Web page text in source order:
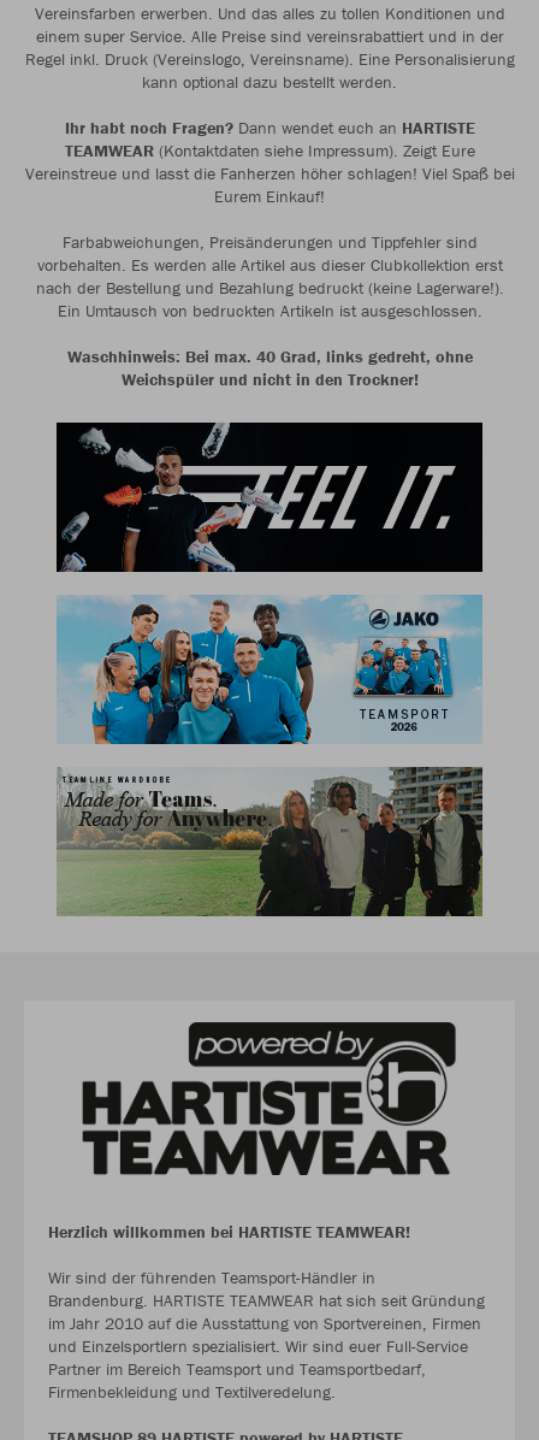
Vereinsfarben erwerben. Und das alles zu tollen Konditionen und
einem super Service. Alle Preise sind vereinsrabattiert und in der
Regel inkl. Druck (Vereinslogo, Vereinsname). Eine Personalisierung
kann optional dazu bestellt werden.
Ihr habt noch Fragen?Dann wendet euch an HARTISTE
TEAMWEAR(Kontaktdaten siehe Impressum). Zeigt Eure
Vereinstreue und lasst die Fanherzen höher schlagen! Viel Spaß bei
Eurem Einkauf!
Farbabweichungen, Preisänderungen und Tippfehler sind
vorbehalten. Es werden alle Artikel aus dieser Clubkollektion erst
nach der Bestellung und Bezahlung bedruckt (keine Lagerware!).
Ein Umtausch von bedruckten Artikeln ist ausgeschlossen.
Waschhinweis: Bei max. 40 Grad, links gedreht, ohne
Weichspüler und nicht in den Trockner!
Herzlich willkommen bei HARTISTE TEAMWEAR!
Wir sind der führenden Teamsport-Händler in
Brandenburg. HARTISTE TEAMWEAR hat sich seit Gründung
im Jahr 2010 auf die Ausstattung von Sportvereinen, Firmen
und Einzelsportlern spezialisiert. Wir sind euer Full-Service
Partner im Bereich Teamsport und Teamsportbedarf,
Firmenbekleidung und Textilveredelung.